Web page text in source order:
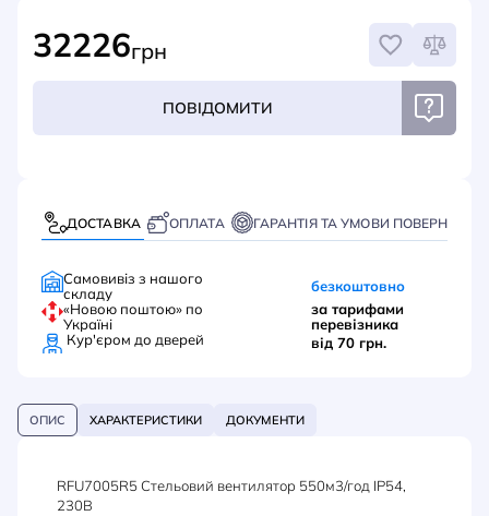
32226грн
ПОВІДОМИТИ
ДОСТАВКА ОПЛАТА ГАРАНТІЯ ТА УМОВИ ПОВЕРНЕННЯ
Самовивіз з нашого
складу
безкоштовно
«Новою поштою» по
Україні
за тарифами
перевізника
Кур'єром до дверей від 70 грн.
ОПИС ХАРАКТЕРИСТИКИ ДОКУМЕНТИ
RFU7005R5 Стельовий вентилятор 550м3/год IP54,
230В